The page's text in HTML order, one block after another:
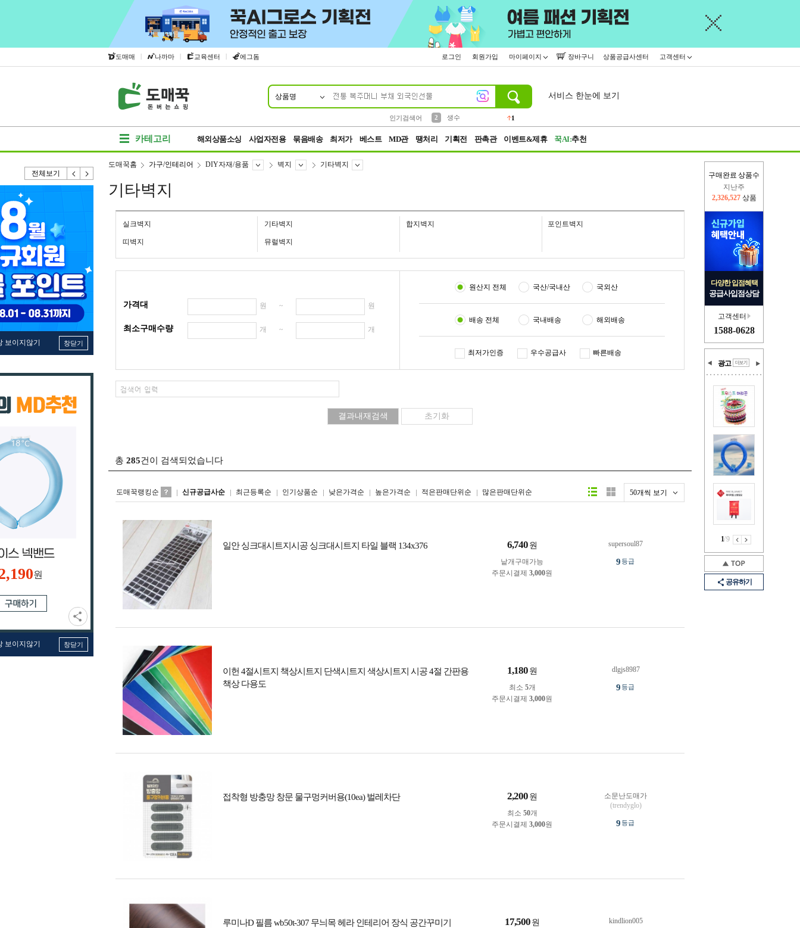
도매매 | 나까마 | 교육센터 | 에그돔 로그인 회원가입 마이페이지 장바구니 상품공급사센터 고객센터
상품명
인기검색어
2
생수
1
서비스 한눈에 보기
카테고리 해외상품소싱 사업자전용 묶음배송 최저가 베스트 MD관 땡처리 기획전 판촉관 이벤트&제휴 꾹AI:추천
전체보기
보이지않기 창닫기
원
보이지않기 창닫기
구매완료 상품수
이번주
2,309,909 상품
다양한 입점혜택
공급사입점상담
고객센터
1588-0628
광고
1/9
공유하기
도매꾹홈 가구/인테리어 DIY자재/용품 벽지 기타벽지
기타벽지
실크벽지 기타벽지 합지벽지 포인트벽지
띠벽지 뮤럴벽지
가격대 원 ~ 원
최소구매수량 개 ~ 개
원산지 전체 국산/국내산 국외산
배송 전체 국내배송 해외배송
최저가인증 우수공급사 빠른배송
총 285건이 검색되었습니다
도매꾹랭킹순 신규공급사순 최근등록순 인기상품순 낮은가격순 높은가격순 적은판매단위순 많은판매단위순 50개씩 보기
리스트형갤러리형
일안 싱크대시트지시공 싱크대시트지 타일 블랙 134x376 6,740 원
낱개구매가능
주문시결제 3,000원
supersoul87
9등급
이헌 4절시트지 책상시트지 단색시트지 색상시트지 시공 4절 간판용
책상 다용도
1,180 원
최소 5개
주문시결제 3,000원
dlgjs8987
9등급
접착형 방충망 창문 물구멍커버용(10ea) 벌레차단 2,200 원
최소 50개
주문시결제 3,000원
소문난도매가
(trendyglo)
9등급
루미나D 필름 wb50t-307 무늬목 헤라 인테리어 장식 공간꾸미기 17,500 원 kindlion005